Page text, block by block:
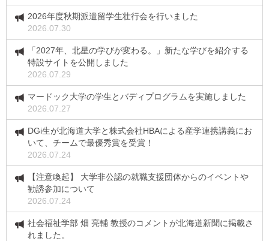
2026年度秋期派遣留学生壮行会を行いました
2026.07.30
「2027年、北星の学びが変わる。」新たな学びを紹介する
特設サイトを公開しました
2026.07.29
マードック大学の学生とバディプログラムを実施しました
2026.07.27
DGi生が北海道大学と株式会社HBAによる産学連携講義にお
いて、チームで最優秀賞を受賞！
2026.07.24
【注意喚起】 大学非公認の就職支援団体からのイベントや
勧誘参加について
2026.07.24
社会福祉学部 畑 亮輔 教授のコメントが北海道新聞に掲載さ
れました。